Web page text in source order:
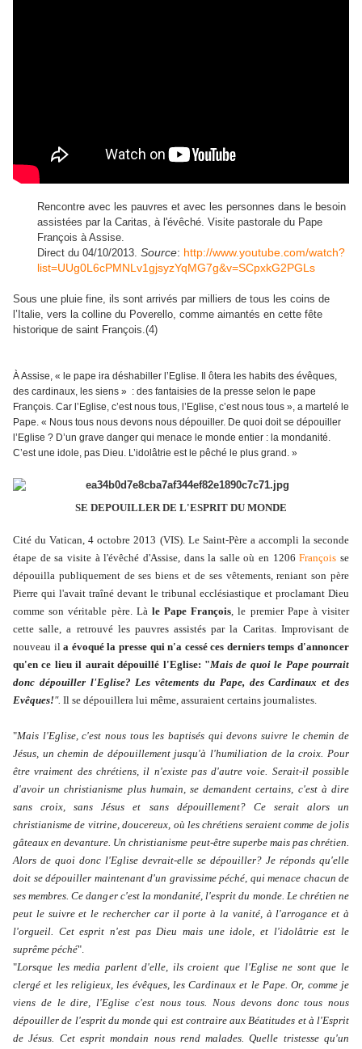
Rencontre avec les pauvres et avec les personnes dans le besoin
assistées par la Caritas, à l'évêché. Visite pastorale du Pape
François à Assise.
Direct du 04/10/2013. Source: http://www.youtube.com/watch?
list=UUg0L6cPMNLv1gjsyzYqMG7g&v=SCpxkG2PGLs
Sous une pluie fine, ils sont arrivés par milliers de tous les coins de
l’Italie, vers la colline du Poverello, comme aimantés en cette fête
historique de saint François.(4)
À Assise, « le pape ira déshabiller l’Eglise. Il ôtera les habits des évêques,
des cardinaux, les siens » : des fantaisies de la presse selon le pape
François. Car l’Eglise, c’est nous tous, l’Eglise, c’est nous tous », a martelé le
Pape. « Nous tous nous devons nous dépouiller. De quoi doit se dépouiller
l’Eglise ? D’un grave danger qui menace le monde entier : la mondanité.
C’est une idole, pas Dieu. L’idolâtrie est le pêché le plus grand. »
SE DEPOUILLER DE L'ESPRIT DU MONDE
Cité du Vatican, 4 octobre 2013 (VIS). Le Saint-Père a accompli la seconde
étape de sa visite à l'évêché d'Assise, dans la salle où en 1206François se
dépouilla publiquement de ses biens et de ses vêtements, reniant son père
Pierre qui l'avait traîné devant le tribunal ecclésiastique et proclamant Dieu
comme son véritable père. Là le Pape François , le premier Pape à visiter
cette salle, a retrouvé les pauvres assistés par la Caritas. Improvisant de
nouveau ila évoqué la presse qui n'a cessé ces derniers temps d'annoncer
qu'en ce lieu il aurait dépouillé l'Eglise: "Mais de quoi le Pape pourrait
donc dépouiller l'Eglise? Les vêtements du Pape, des Cardinaux et des
Evêques!". Il se dépouillera lui même, assuraient certains journalistes.
"Mais l'Eglise, c'est nous tous les baptisés qui devons suivre le chemin de
Jésus, un chemin de dépouillement jusqu'à l'humiliation de la croix. Pour
être vraiment des chrétiens, il n'existe pas d'autre voie. Serait-il possible
d'avoir un christianisme plus humain, se demandent certains, c'est à dire
sans croix, sans Jésus et sans dépouillement? Ce serait alors un
christianisme de vitrine, doucereux, où les chrétiens seraient comme de jolis
gâteaux en devanture. Un christianisme peut-être superbe mais pas chrétien.
Alors de quoi donc l'Eglise devrait-elle se dépouiller? Je réponds qu'elle
doit se dépouiller maintenant d'un gravissime péché, qui menace chacun de
ses membres. Ce danger c'est la mondanité, l'esprit du monde. Le chrétien ne
peut le suivre et le rechercher car il porte à la vanité, à l'arrogance et à
l'orgueil. Cet esprit n'est pas Dieu mais une idole, et l'idolâtrie est le
suprême péché".
"Lorsque les media parlent d'elle, ils croient que l'Eglise ne sont que le
clergé et les religieux, les évêques, les Cardinaux et le Pape. Or, comme je
viens de le dire, l'Eglise c'est nous tous. Nous devons donc tous nous
dépouiller de l'esprit du monde qui est contraire aux Béatitudes et à l'Esprit
de Jésus. Cet esprit mondain nous rend malades. Quelle tristesse qu'un